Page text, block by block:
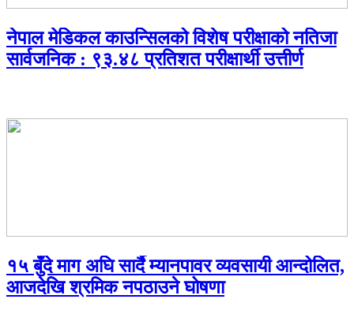
नेपाल मेडिकल काउन्सिलको विशेष परीक्षाको नतिजा
सार्वजनिक : ९३.४८ प्रतिशत परीक्षार्थी उत्तीर्ण
१५ बुँदे माग अघि सार्दै म्यानपावर व्यवसायी आन्दोलित,
आजदेखि श्रमिक नपठाउने घोषणा